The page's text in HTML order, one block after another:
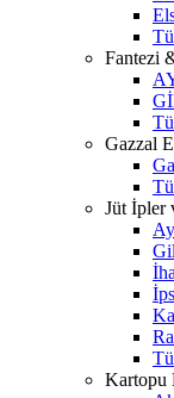
Fantezi
Gazzal
Jüt İpler
Kartopu